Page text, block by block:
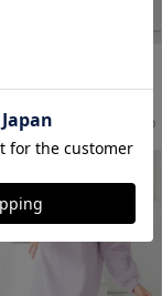
￥4,480 税込